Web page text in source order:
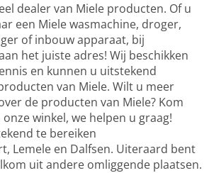
dealer van Miele producten. Of u
een Miele wasmachine, droger,
of inbouw apparaat, bij
het juiste adres! Wij beschikken
en kunnen u uitstekend
van Miele. Wilt u meer
de producten van Miele? Kom
winkel, we helpen u graag!
te bereiken
Lemele en Dalfsen. Uiteraard bent
uit andere omliggende plaatsen.